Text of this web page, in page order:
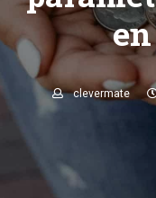
clevermate